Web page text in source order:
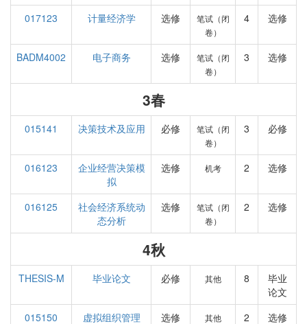
017123 计量经济学 选修
笔试（闭
卷）
4 选修
BADM4002 电子商务 选修
笔试（闭
卷）
3 选修
3春
015141 决策技术及应用 必修
笔试（闭
卷）
3 必修
016123
企业经营决策模
拟
选修 机考 2 选修
016125
社会经济系统动
态分析
选修
笔试（闭
卷）
2 选修
4秋
THESIS-M 毕业论文 必修 其他 8
毕业
论文
015150
虚拟组织管理 选修 其他 2 选修